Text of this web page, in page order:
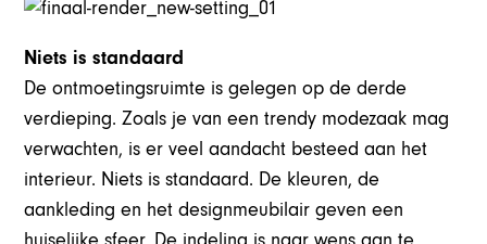
Niets is standaard
De ontmoetingsruimte is gelegen op de derde
verdieping. Zoals je van een trendy modezaak mag
verwachten, is er veel aandacht besteed aan het
interieur. Niets is standaard. De kleuren, de
aankleding en het designmeubilair geven een